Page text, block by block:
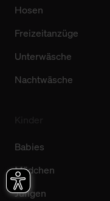
Hosen
Freizeitanzüge
Unterwäsche
Nachtwäsche
Babies
Mädchen
Jungen